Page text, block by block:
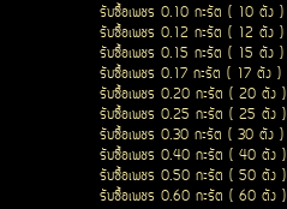
รับซื้อเพชร 0.10 กะรัต ( 10 ตัง )
รับซื้อเพชร 0.12 กะรัต ( 12 ตัง )
รับซื้อเพชร 0.15 กะรัต ( 15 ตัง )
รับซื้อเพชร 0.17 กะรัต ( 17 ตัง )
รับซื้อเพชร 0.20 กะรัต ( 20 ตัง )
รับซื้อเพชร 0.25 กะรัต ( 25 ตัง )
รับซื้อเพชร 0.30 กะรัต ( 30 ตัง )
รับซื้อเพชร 0.40 กะรัต ( 40 ตัง )
รับซื้อเพชร 0.50 กะรัต ( 50 ตัง )
รับซื้อเพชร 0.60 กะรัต ( 60 ตัง )